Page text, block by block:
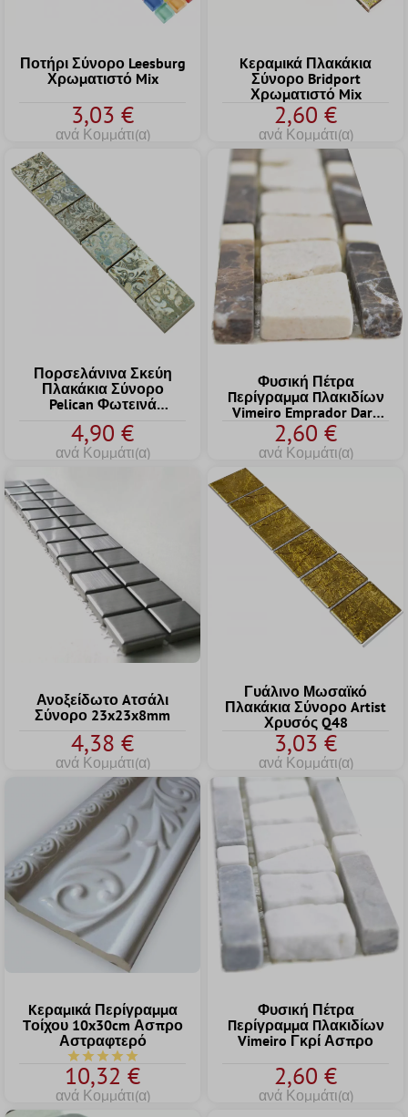
Ποτήρι Σύνορο Leesburg
Χρωματιστό Mix
3,03 €
ανά Κομμάτι(α)
Kεραμικά Πλακάκια
Σύνορο Bridport
Χρωματιστό Mix
2,60 €
ανά Κομμάτι(α)
Πορσελάνινα Σκεύη
Πλακάκια Σύνορο
Pelican Φωτεινά
4,90 €
ανά Κομμάτι(α)
Φυσική Πέτρα
Пερίγραμμα Пλακιδίων
Vimeiro Emprador Dark
Cremarfil
2,60 €
ανά Κομμάτι(α)
Ανοξείδωτο Aτσάλι
Σύνορο 23x23x8mm
4,38 €
ανά Κομμάτι(α)
Γυάλινο Μωσαϊκό
Πλακάκια Σύνορο Artist
Χρυσός Q48
3,03 €
ανά Κομμάτι(α)
Kεραμικά Περίγραμμα
Tοίχου 10x30cm Ασπρο
Αστραφτερό
Μέση βαθμολογία 5 από τα 5 αστέρια
10,32 €
ανά Κομμάτι(α)
Φυσική Πέτρα
Пερίγραμμα Пλακιδίων
Vimeiro Γκρί Ασπρο
2,60 €
ανά Κομμάτι(α)